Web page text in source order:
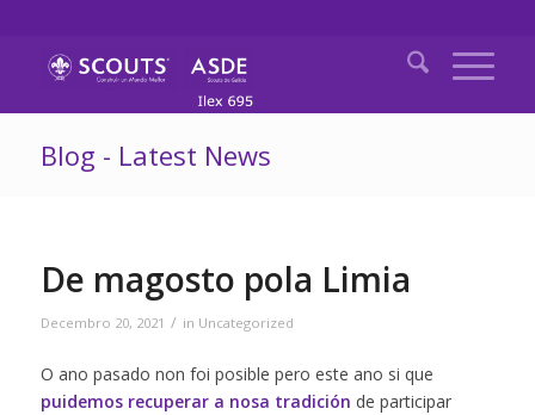
Blog - Latest News
De magosto pola Limia
Decembro 20, 2021 / in Uncategorized
O ano pasado non foi posible pero este ano si que
puidemos recuperar a nosa tradición de participar